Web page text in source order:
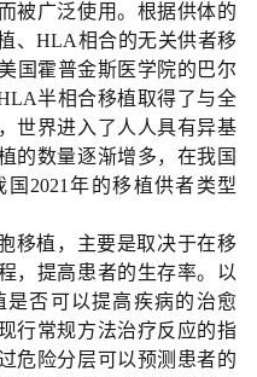
被广泛使用。根据供体的
、HLA相合的无关供者移
国霍普金斯医学院的巴尔
半相合移植取得了与全
世界进入了人人具有异基
的数量逐渐增多，在我国
2021年的移植供者类型
移植，主要是取决于在移
，提高患者的生存率。以
否可以提高疾病的治愈
行常规方法治疗反应的指
危险分层可以预测患者的